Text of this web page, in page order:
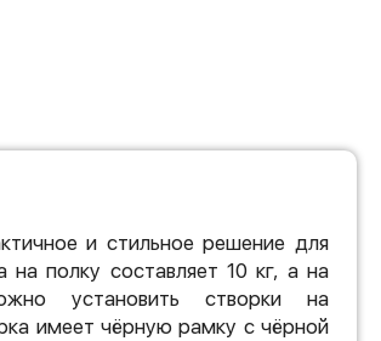
и стильное решение для
на полку составляет 10 кг, а на
установить створки на
имеет чёрную рамку с чёрной